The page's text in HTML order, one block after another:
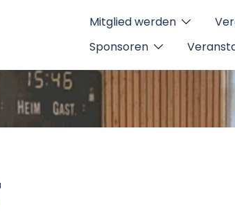
Mitglied werden
Sponsoren